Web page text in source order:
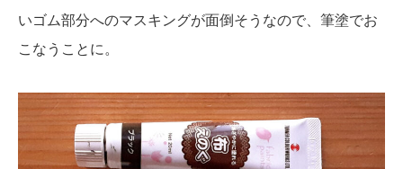
いゴム部分へのマスキングが面倒そうなので、筆塗でお
こなうことに。